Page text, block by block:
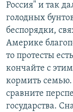
Россия" и так
голодных
беспорядки,
Америке
то протесты
кончайте с
кормить
сравните
государства.